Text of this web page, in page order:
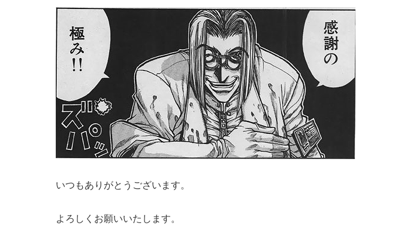
いつもありがとうございます。
よろしくお願いいたします。